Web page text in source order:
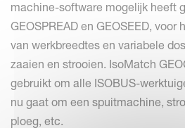
machine-software mogelijk heeft
GEOSPREAD en GEOSEED, voor
van werkbreedtes en variabele
zaaien en strooien. IsoMatch
gebruikt om alle ISOBUS-
nu gaat om een spuitmachine,
ploeg, etc.